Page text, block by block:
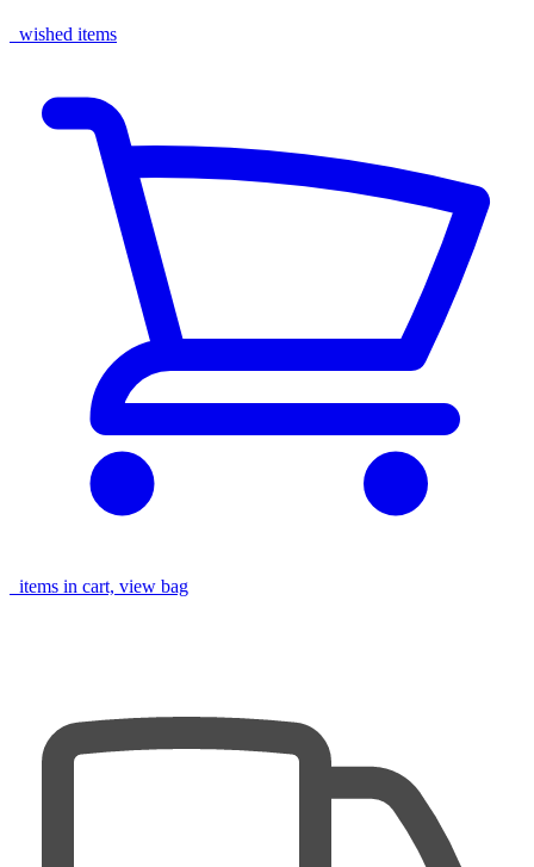
wished items
items in cart, view bag